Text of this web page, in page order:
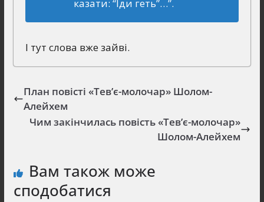
казати: “Іди геть”…”.
І тут слова вже зайві.
План повісті «Тев’є-молочар» Шолом-
Алейхем
Чим закінчилась повість «Тев’є-молочар»
Шолом-Алейхем
Вам також може
сподобатися